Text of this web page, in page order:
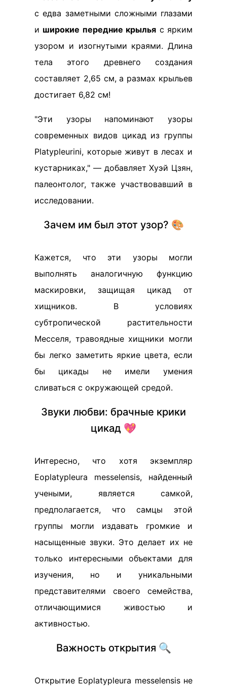
с едва заметными сложными глазами
и широкие передние крылья с ярким
узором и изогнутыми краями. Длина
тела этого древнего создания
составляет 2,65 см, а размах крыльев
достигает 6,82 см!
"Эти узоры напоминают узоры
современных видов цикад из группы
Platypleurini, которые живут в лесах и
кустарниках," — добавляет Хуэй Цзян,
палеонтолог, также участвовавший в
исследовании.
Зачем им был этот узор? 🎨
Кажется, что эти узоры могли
выполнять аналогичную функцию
маскировки, защищая цикад от
хищников. В условиях
субтропической растительности
Месселя, травоядные хищники могли
бы легко заметить яркие цвета, если
бы цикады не имели умения
сливаться с окружающей средой.
Звуки любви: брачные крики
цикад 💖
Интересно, что хотя экземпляр
Eoplatypleura messelensis, найденный
учеными, является самкой,
предполагается, что самцы этой
группы могли издавать громкие и
насыщенные звуки. Это делает их не
только интересными объектами для
изучения, но и уникальными
представителями своего семейства,
отличающимися живостью и
активностью.
Важность открытия 🔍
Открытие Eoplatypleura messelensis не